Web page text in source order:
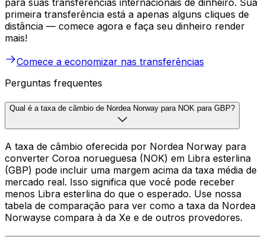
para suas transferências internacionais de dinheiro. Sua
primeira transferência está a apenas alguns cliques de
distância — comece agora e faça seu dinheiro render
mais!
Comece a economizar nas transferências
Perguntas frequentes
Qual é a taxa de câmbio de Nordea Norway para NOK para GBP?
A taxa de câmbio oferecida por Nordea Norway para
converter Coroa norueguesa (NOK) em Libra esterlina
(GBP) pode incluir uma margem acima da taxa média de
mercado real. Isso significa que você pode receber
menos Libra esterlina do que o esperado. Use nossa
tabela de comparação para ver como a taxa da Nordea
Norwayse compara à da Xe e de outros provedores.